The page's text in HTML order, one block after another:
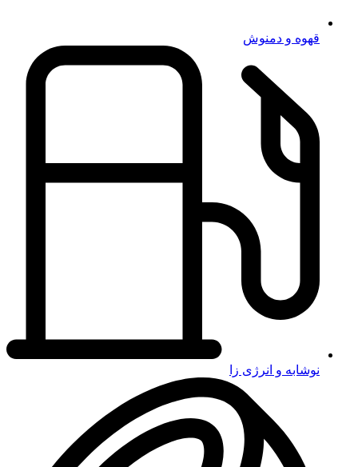
قهوه و دمنوش
نوشابه و انرژی زا